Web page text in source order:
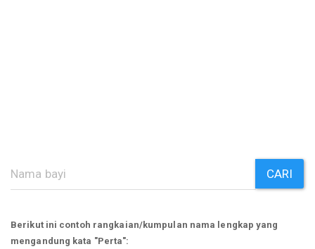
CARI
Berikut ini contoh rangkaian/kumpulan nama lengkap yang
mengandung kata "Perta":